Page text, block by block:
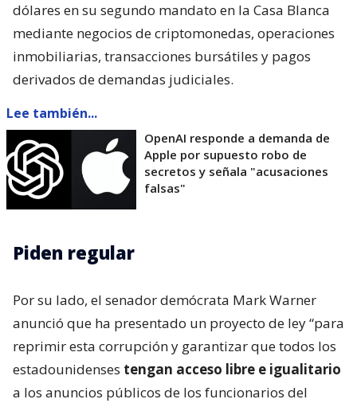
dólares en su segundo mandato en la Casa Blanca
mediante negocios de criptomonedas, operaciones
inmobiliarias, transacciones bursátiles y pagos
derivados de demandas judiciales.
Lee también...
OpenAI responde a demanda de
Apple por supuesto robo de
secretos y señala "acusaciones
falsas"
Piden regular
Por su lado, el senador demócrata Mark Warner
anunció que ha presentado un proyecto de ley “para
reprimir esta corrupción y garantizar que todos los
estadounidenses tengan acceso libre e igualitario
a los anuncios públicos de los funcionarios del